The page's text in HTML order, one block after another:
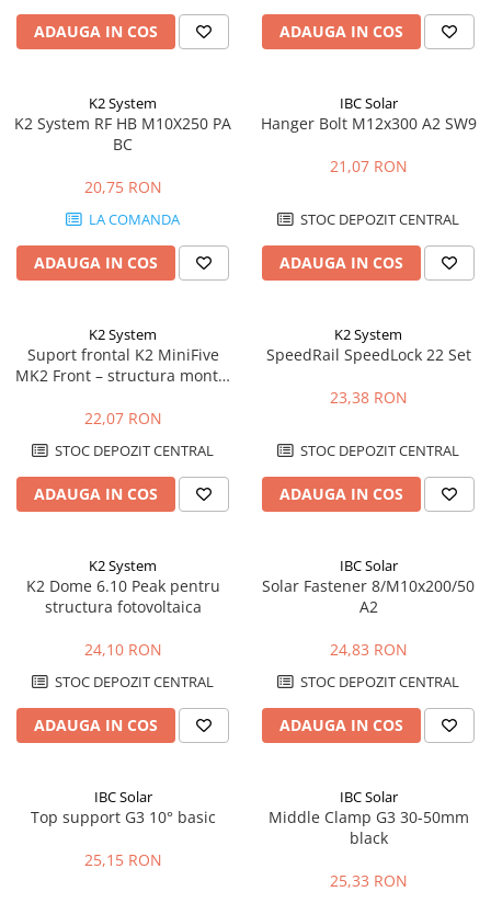
ADAUGA IN COS ADAUGA IN COS
K2 System
K2 System RF HB M10X250 PA
BC
20,75 RON
LA COMANDA
ADAUGA IN COS
IBC Solar
Hanger Bolt M12x300 A2 SW9
21,07 RON
STOC DEPOZIT CENTRAL
ADAUGA IN COS
K2 System
Suport frontal K2 MiniFive
MK2 Front – structura montaj
22,07 RON
STOC DEPOZIT CENTRAL
ADAUGA IN COS
K2 System
SpeedRail SpeedLock 22 Set
23,38 RON
STOC DEPOZIT CENTRAL
ADAUGA IN COS
K2 System
K2 Dome 6.10 Peak pentru
structura fotovoltaica
24,10 RON
STOC DEPOZIT CENTRAL
ADAUGA IN COS
IBC Solar
Solar Fastener 8/M10x200/50
A2
24,83 RON
STOC DEPOZIT CENTRAL
ADAUGA IN COS
IBC Solar
Top support G3 10° basic
25,15 RON
IBC Solar
Middle Clamp G3 30-50mm
black
25,33 RON